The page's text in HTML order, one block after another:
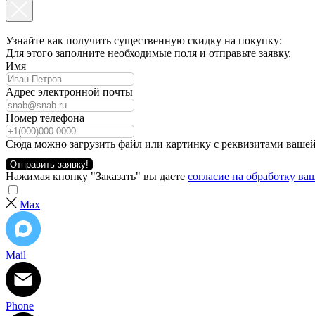
Узнайте как получить существенную скидку на покупку:
Для этого заполните необходимые поля и отправьте заявку.
Имя
Адрес электронной почты
Номер телефона
Сюда можно загрузить файл или картинку с реквизитами
Отправить заявку!
Нажимая кнопку "Заказать" вы даете согласие на обработку
Max
Mail
Phone